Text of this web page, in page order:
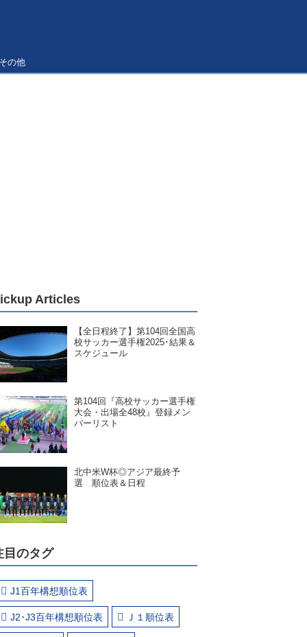
の他
Articles
【全日程終了】第104回全国高
校サッカー選手権2025･結果＆
スケジュール
第104回『高校サッカー選手権
大会・出場全48校』登録メン
バーリスト
北中米W杯◎アジア最終予
選 順位表＆日程
目のタグ
J1百年構想順位表
J2･J3百年構想順位表 Ｊ１順位表